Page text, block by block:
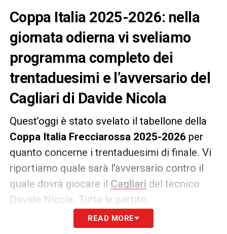
Coppa Italia 2025-2026: nella
giornata odierna vi sveliamo
programma completo dei
trentaduesimi e l’avversario del
Cagliari di Davide Nicola
Quest’oggi è stato svelato il tabellone della
Coppa Italia Frecciarossa 2025-2026 per
quanto concerne i trentaduesimi di finale. Vi
riportiamo quale sarà l’avversario contro il
quale dovrà giocare il Cagliari del tecnico
Davide Nicola. Tutte le partite:
IL TABELLONE DEI TRENTADUESIMI DI
READ MORE